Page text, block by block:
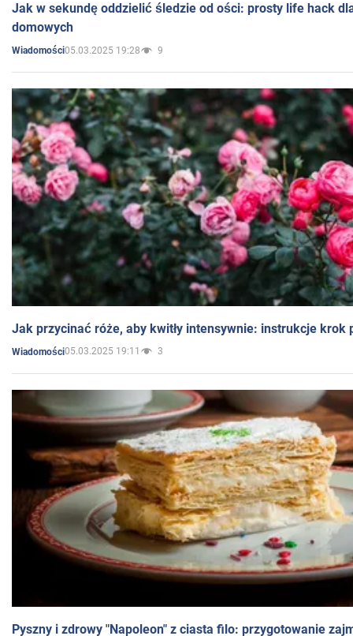
Jak w sekundę oddzielić śledzie od ości: prosty life hack
domowych
Wiadomości05.03.2025 19:28 9
Jak przycinać róże, aby kwitły intensywnie: instrukcje krok
Wiadomości05.03.2025 19:11 3
Pyszny i zdrowy "Napoleon" z ciasta filo: przygotowanie